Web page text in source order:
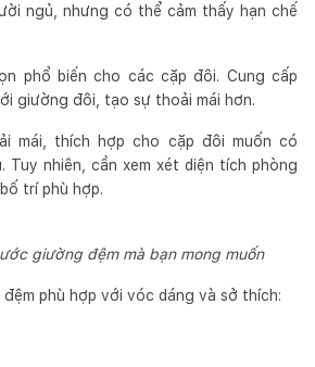
ngủ, nhưng có thể cảm thấy hạn chế
phổ biến cho các cặp đôi. Cung cấp
giường đôi, tạo sự thoải mái hơn.
mái, thích hợp cho cặp đôi muốn có
Tuy nhiên, cần xem xét diện tích phòng
trí phù hợp.
giường đệm mà bạn mong muốn
phù hợp với vóc dáng và sở thích: